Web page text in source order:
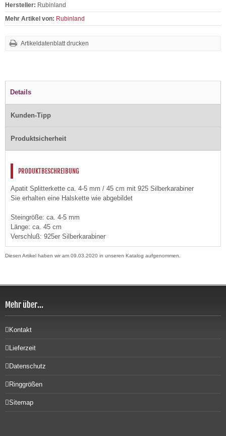
Hersteller: Rubinland
Mehr Artikel von: Rubinland
Artikeldatenblatt drucken
Details
Kunden-Tipp
Produktsicherheit
PRODUKTBESCHREIBUNG
Apatit Splitterkette ca. 4-5 mm / 45 cm mit 925 Silberkarabiner
Sie erhalten eine Halskette wie abgebildet
Steingröße: ca. 4-5 mm
Länge: ca. 45 cm
Verschluß: 925er Silberkarabiner
Diesen Artikel haben wir am 09.03.2020 in unseren Katalog aufgenommen.
Mehr über...
Kontakt
Lieferzeit
Datenschutz
Ringgrößen
Sitemap